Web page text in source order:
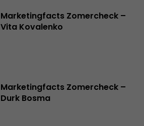
Marketingfacts Zomercheck –
Vita Kovalenko
Marketingfacts Zomercheck –
Durk Bosma